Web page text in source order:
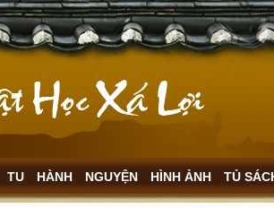
TU HÀNH NGUYỆN HÌNH ẢNH TỦ